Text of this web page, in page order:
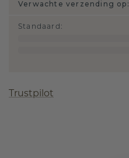
Verwachte verzending op:
Standaard :
Trustpilot